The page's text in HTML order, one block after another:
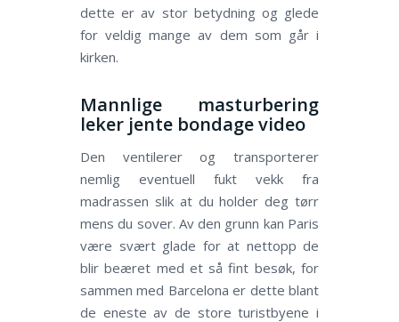
dette er av stor betydning og glede
for veldig mange av dem som går i
kirken.
Mannlige masturbering
leker jente bondage video
Den ventilerer og transporterer
nemlig eventuell fukt vekk fra
madrassen slik at du holder deg tørr
mens du sover. Av den grunn kan Paris
være svært glade for at nettopp de
blir beæret med et så fint besøk, for
sammen med Barcelona er dette blant
de eneste av de store turistbyene i